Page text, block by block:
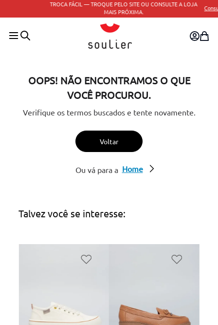
TROCA FÁCIL — TROQUE PELO SITE OU CONSULTE A LOJA
Consulte o regulamento
OOPS! NÃO ENCONTRAMOS O QUE
VOCÊ PROCUROU.
Verifique os termos buscados e tente novamente.
Voltar
Ou vá para a Home
Talvez você se interesse: